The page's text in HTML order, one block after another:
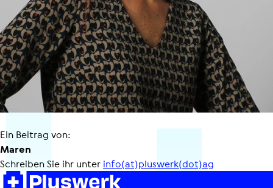
Ein Beitrag von:
Maren
Schreiben Sie ihr unter info(at)pluswerk(dot)ag